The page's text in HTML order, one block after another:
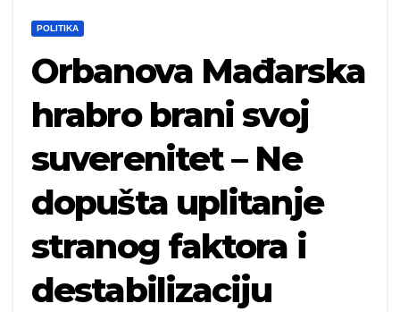
POLITIKA
Orbanova Mađarska
hrabro brani svoj
suverenitet – Ne
dopušta uplitanje
stranog faktora i
destabilizaciju